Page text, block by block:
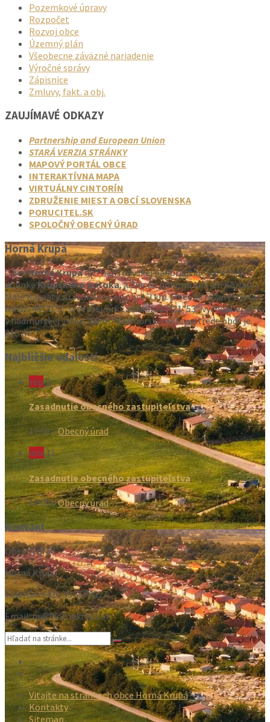
Pozemkové úpravy
Rozpočet
Rozvoj obce
Územný plán
Všeobecne záväzné nariadenie
Výročné správy
Zápisnice
Zmluvy, fakt. a obj.
ZAUJÍMAVÉ ODKAZY
Partnership and European Union
STARÁ VERZIA STRÁNKY
MAPOVÝ PORTÁL OBCE
INTERAKTÍVNA MAPA
VIRTUÁLNY CINTORÍN
ZDRUŽENIE MIEST A OBCÍ SLOVENSKA
PORUCITEL.SK
SPOLOČNÝ OBECNÝ ÚRAD
Horná Krupá
ObecHorná Krupáleží na Trnavskej pahorkatine v plytkej
dolinkeKrupského potoka, južne od pohoria Malých Karpát.
Malé Karpaty sú vzdialené od obce 2 km. Obec sa rozprestiera
medzi 48°31’5” severnej šírky a medzi 17°31′ 53” východnej dĺžky
v nadmorskej výške 250 m. Nadmorská výška v strede obce je
216 m.
Najbližšie udalosti
sep 2
Zasadnutie obecného zastupiteľstva
19:00vObecný úrad
nov11
Zasadnutie obecného zastupiteľstva
18:00vObecný úrad
Kontakt
Obecný úrad
Horná Krupá
Telefón: +421 33 5570327
Email: ou@hornakrupa.sk
Vyhľadávanie:
Email
Facebook
Vitajte na stránkach obce Horná Krupá
Kontakty
Sitemap